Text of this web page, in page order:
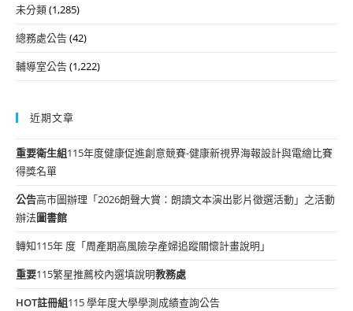
未分類(1,285)
總務處公告(42)
輔導室公告(1,222)
近期文章
重要衛生組115年度健康促進創意競賽-健康新視界海報設計與電繪比賽
得獎名單
公告高市圖辦理「2026朗聲大賞：朗讀文本演出影片徵選活動」之活動
辦法圖書館
轉知115年 度「周產期高風險孕產婦追蹤關懷計畫說明」
重要115繁星推薦校內選填說明教務處
HOT註冊組115 學年度大學學測成績查詢公告